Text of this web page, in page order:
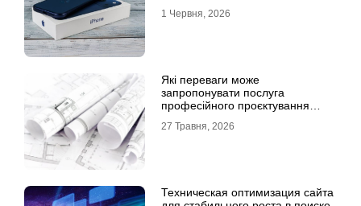
1 Червня, 2026
Які переваги може
запропонувати послуга
професійного проєктування
27 Травня, 2026
Техническая оптимизация сайта